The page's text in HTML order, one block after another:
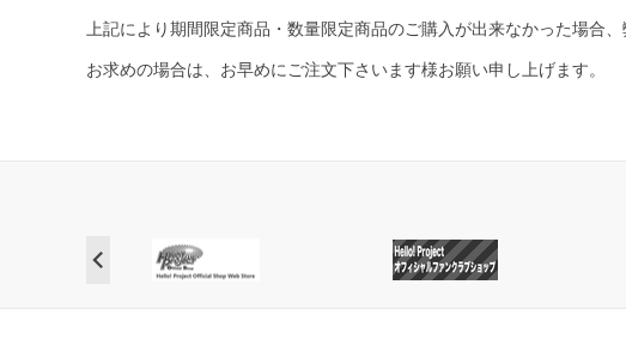
上記により期間限定商品・数量限定商品のご購入が出来なかった場合
お求めの場合は、お早めにご注文下さいます様お願い申し上げます。